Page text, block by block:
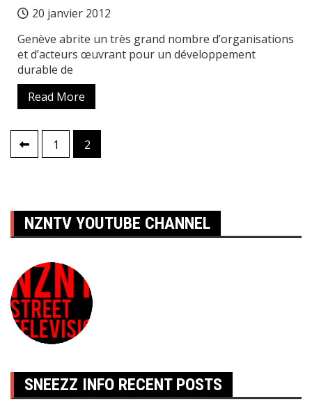
20 janvier 2012
Genève abrite un très grand nombre d’organisations
et d’acteurs œuvrant pour un développement
durable de
Read More
Pagination
des
1 2
NZNTV YOUTUBE CHANNEL
SNEEZZ INFO RECENT POSTS